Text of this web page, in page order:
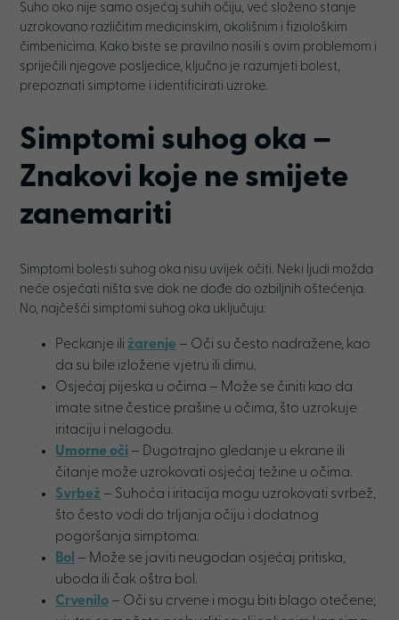
Suho oko nije samo osjećaj suhih očiju, već složeno stanje
uzrokovano različitim medicinskim, okolišnim i fiziološkim
čimbenicima. Kako biste se pravilno nosili s ovim problemom i
spriječili njegove posljedice, ključno je razumjeti bolest,
prepoznati simptome i identificirati uzroke.
Simptomi suhog oka –
Znakovi koje ne smijete
zanemariti
Simptomi bolesti suhog oka nisu uvijek očiti. Neki ljudi možda
neće osjećati ništa sve dok ne dođe do ozbiljnih oštećenja.
No, najčešći simptomi suhog oka uključuju:
Peckanje iližarenje – Oči su često nadražene, kao
da su bile izložene vjetru ili dimu.
Osjećaj pijeska u očima – Može se činiti kao da
imate sitne čestice prašine u očima, što uzrokuje
iritaciju i nelagodu.
Umorne oči – Dugotrajno gledanje u ekrane ili
čitanje može uzrokovati osjećaj težine u očima.
Svrbež – Suhoća i iritacija mogu uzrokovati svrbež,
što često vodi do trljanja očiju i dodatnog
pogoršanja simptoma.
Bol – Može se javiti neugodan osjećaj pritiska,
uboda ili čak oštra bol.
Crvenilo – Oči su crvene i mogu biti blago otečene;